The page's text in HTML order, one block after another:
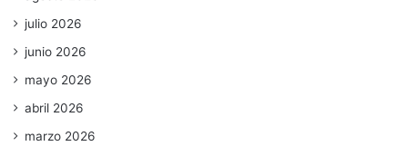
julio 2026
junio 2026
mayo 2026
abril 2026
marzo 2026